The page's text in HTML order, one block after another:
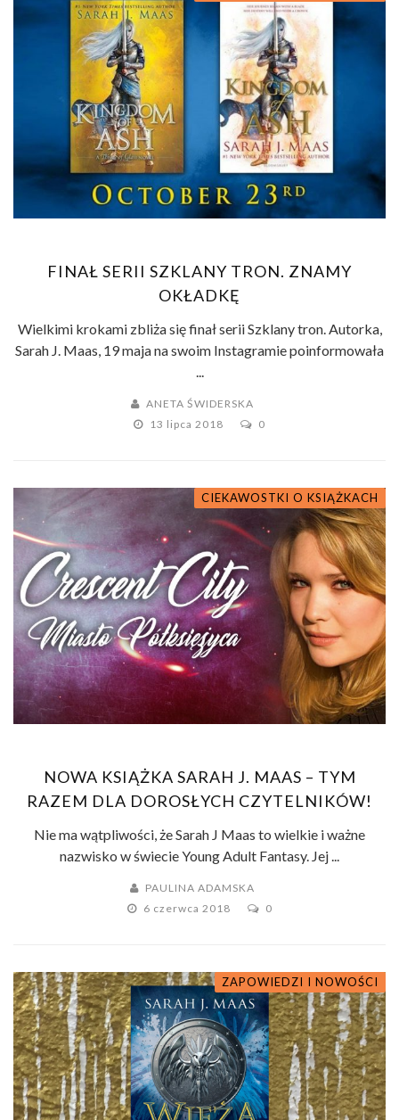
FINAŁ SERII SZKLANY TRON. ZNAMY
OKŁADKĘ
Wielkimi krokami zbliża się finał serii Szklany tron. Autorka,
Sarah J. Maas, 19 maja na swoim Instagramie poinformowała
ANETA ŚWIDERSKA
13 lipca 2018
0
CIEKAWOSTKI O KSIĄŻKACH
NOWA KSIĄŻKA SARAH J. MAAS – TYM
RAZEM DLA DOROSŁYCH CZYTELNIKÓW!
Nie ma wątpliwości, że Sarah J Maas to wielkie i ważne
nazwisko w świecie Young Adult Fantasy. Jej ...
PAULINA ADAMSKA
6 czerwca 2018
0
ZAPOWIEDZI I NOWOŚCI